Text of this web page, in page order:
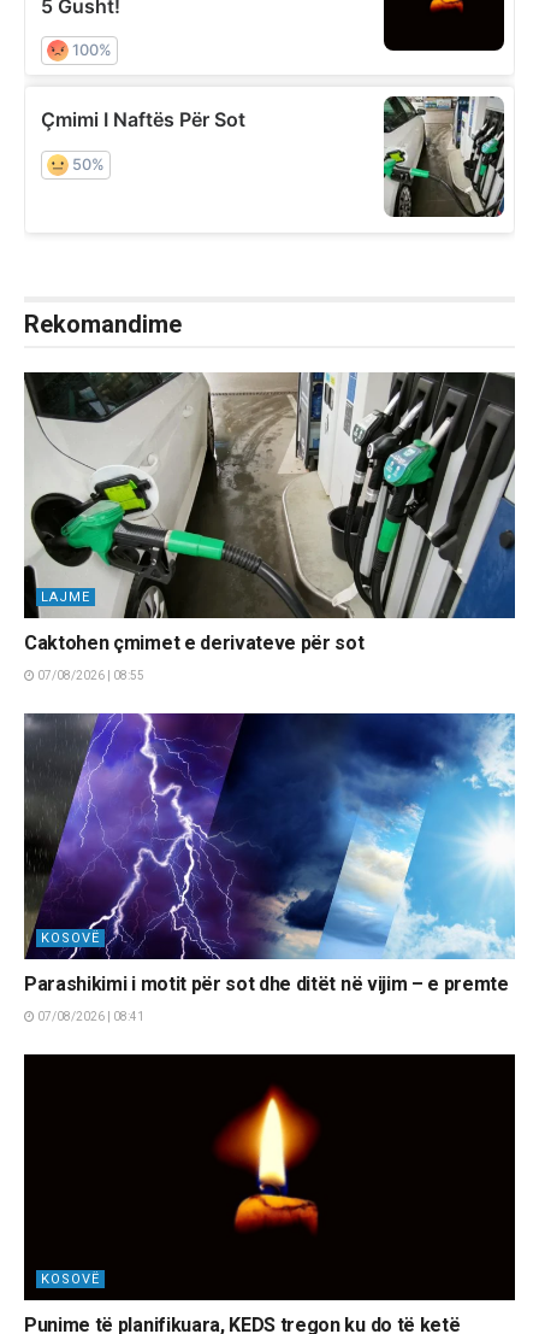
Rekomandime
LAJME
Caktohen çmimet e derivateve për sot
07/08/2026 | 08:55
KOSOVË
Parashikimi i motit për sot dhe ditët në vijim – e premte
07/08/2026 | 08:41
KOSOVË
Punime të planifikuara, KEDS tregon ku do të ketë